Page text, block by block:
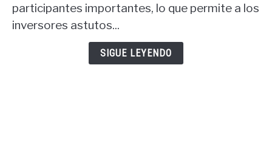
informe
COT
participantes importantes, lo que permite a los
inversores astutos...
SIGUE LEYENDO